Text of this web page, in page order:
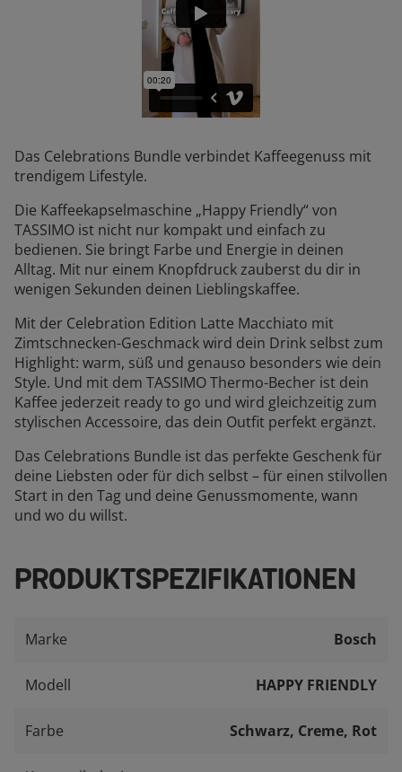
Das Celebrations Bundle verbindet Kaffeegenuss mit
trendigem Lifestyle.
Die Kaffeekapselmaschine „Happy Friendly“ von
TASSIMO ist nicht nur kompakt und einfach zu
bedienen. Sie bringt Farbe und Energie in deinen
Alltag. Mit nur einem Knopfdruck zauberst du dir in
wenigen Sekunden deinen Lieblingskaffee.
Mit der Celebration Edition Latte Macchiato mit
Zimtschnecken-Geschmack wird dein Drink selbst zum
Highlight: warm, süß und genauso besonders wie dein
Style. Und mit dem TASSIMO Thermo-Becher ist dein
Kaffee jederzeit ready to go und wird gleichzeitig zum
stylischen Accessoire, das dein Outfit perfekt ergänzt.
Das Celebrations Bundle ist das perfekte Geschenk für
deine Liebsten oder für dich selbst – für einen stilvollen
Start in den Tag und deine Genussmomente, wann
und wo du willst.
PRODUKTSPEZIFIKATIONEN
Marke Bosch
Modell HAPPY FRIENDLY
Farbe Schwarz, Creme, Rot